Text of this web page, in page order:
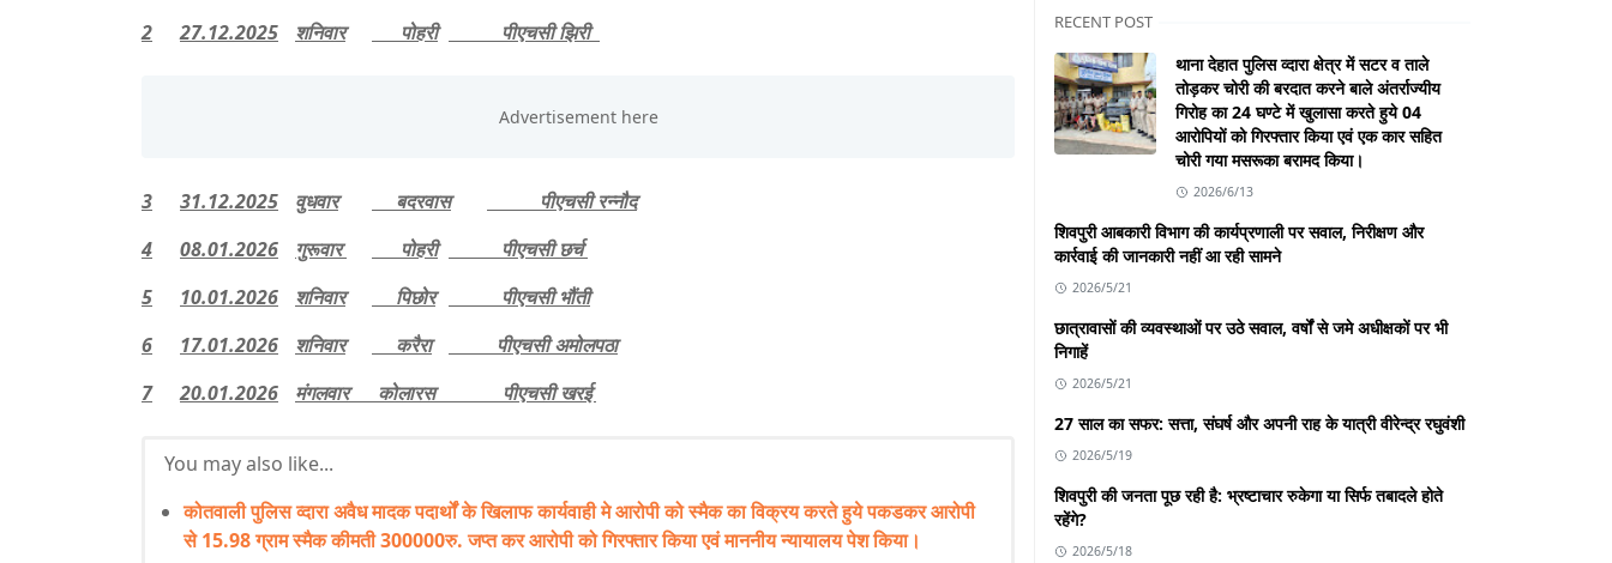
2
27.12.2025 शनिवार पोहरी पीएचसी झिरी
3 31.12.2025 वुधवार बदरवास
पीएचसी रन्नौद
4
08.01.2026 गुरूवार पोहरी
पीएचसी छर्च
5
10.01.2026 शनिवार पिछोर
पीएचसी भौंती
6
17.01.2026 शनिवार करैरा
पीएचसी अमोलपठा
7
20.01.2026 मंगलवार कोलारस पीएचसी खरई
You may also like...
कोतवाली पुलिस व्दारा अवैध मादक पदार्थों के खिलाफ कार्यवाही मे आरोपी को स्मैक का विक्रय करते हुये पकडकर आरोपी
से 15.98 ग्राम स्मैक कीमती 300000रु. जप्त कर आरोपी को गिरफ्तार किया एवं माननीय न्यायालय पेश किया।
RECENT POST
थाना देहात पुलिस व्दारा क्षेत्र में सटर व ताले
तोड़कर चोरी की बरदात करने बाले अंतर्राज्यीय
गिरोह का 24 घण्टे में खुलासा करते हुये 04
आरोपियों को गिरफ्तार किया एवं एक कार सहित
चोरी गया मसरूका बरामद किया।
2026/6/13
शिवपुरी आबकारी विभाग की कार्यप्रणाली पर सवाल, निरीक्षण और
कार्रवाई की जानकारी नहीं आ रही सामने
2026/5/21
छात्रावासों की व्यवस्थाओं पर उठे सवाल, वर्षों से जमे अधीक्षकों पर भी
निगाहें
2026/5/21
27 साल का सफर: सत्ता, संघर्ष और अपनी राह के यात्री वीरेन्द्र रघुवंशी
2026/5/19
शिवपुरी की जनता पूछ रही है: भ्रष्टाचार रुकेगा या सिर्फ तबादले होते
रहेंगे?
2026/5/18